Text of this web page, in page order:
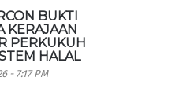
BUKTI
KERAJAAN
PERKUKUH
HALAL
- 7:17 PM